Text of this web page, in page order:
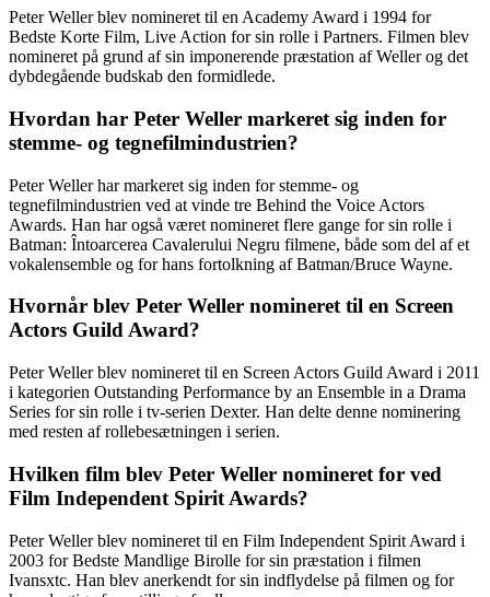
Peter Weller blev nomineret til en Academy Award i 1994 for
Bedste Korte Film, Live Action for sin rolle i Partners. Filmen blev
nomineret på grund af sin imponerende præstation af Weller og det
dybdegående budskab den formidlede.
Hvordan har Peter Weller markeret sig inden for
stemme- og tegnefilmindustrien?
Peter Weller har markeret sig inden for stemme- og
tegnefilmindustrien ved at vinde tre Behind the Voice Actors
Awards. Han har også været nomineret flere gange for sin rolle i
Batman: Întoarcerea Cavalerului Negru filmene, både som del af et
vokalensemble og for hans fortolkning af Batman/Bruce Wayne.
Hvornår blev Peter Weller nomineret til en Screen
Actors Guild Award?
Peter Weller blev nomineret til en Screen Actors Guild Award i 2011
i kategorien Outstanding Performance by an Ensemble in a Drama
Series for sin rolle i tv-serien Dexter. Han delte denne nominering
med resten af rollebesætningen i serien.
Hvilken film blev Peter Weller nomineret for ved
Film Independent Spirit Awards?
Peter Weller blev nomineret til en Film Independent Spirit Award i
2003 for Bedste Mandlige Birolle for sin præstation i filmen
Ivansxtc. Han blev anerkendt for sin indflydelse på filmen og for